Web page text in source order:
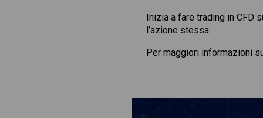
Inizia a fare trading in CFD
l’azione stessa.
Per maggiori informazioni